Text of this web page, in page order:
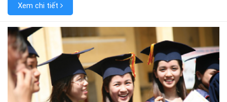
Xem chi tiết